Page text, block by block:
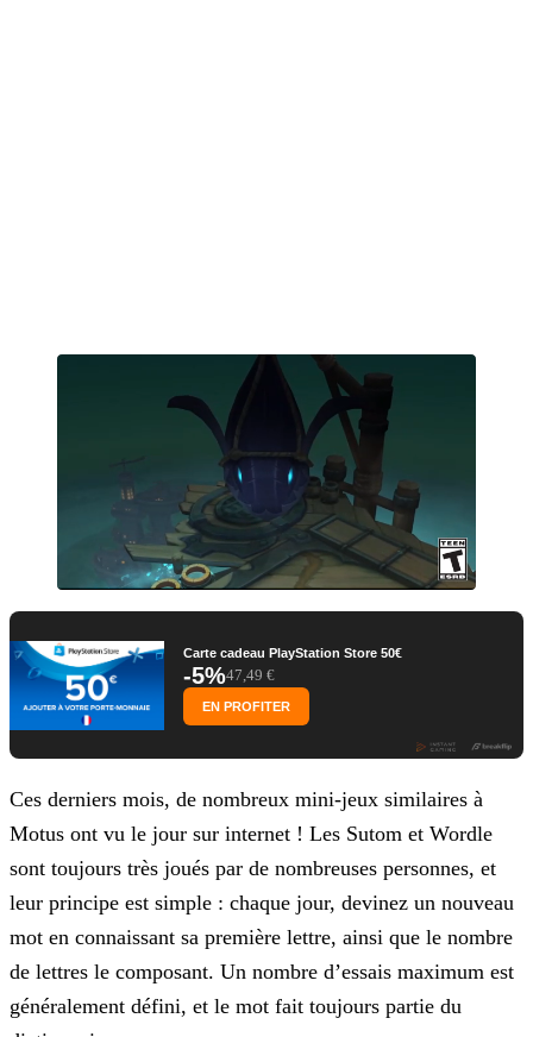
Carte cadeau PlayStation Store 50€
-5%47,49 €
EN PROFITER
Ces derniers mois, de nombreux mini-jeux similaires à
Motus ont vu le jour sur internet ! Les Sutom et Wordle
sont toujours très joués par de nombreuses personnes, et
leur principe est simple : chaque jour, devinez un nouveau
mot en connaissant sa première lettre, ainsi que le nombre
de lettres le composant. Un nombre d’essais maximum est
généralement défini, et le mot fait toujours partie du